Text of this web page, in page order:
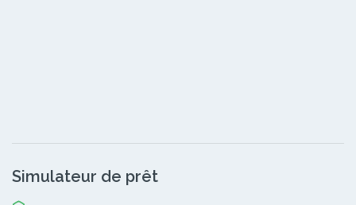
Simulateur de prêt